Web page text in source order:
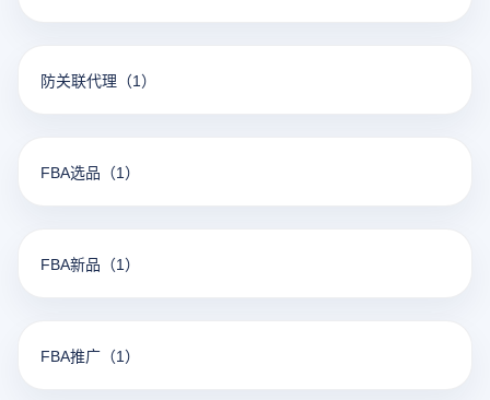
防关联代理 （1）
FBA选品 （1）
FBA新品 （1）
FBA推广 （1）